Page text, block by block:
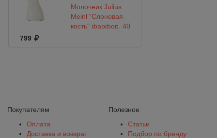
Молочник Julius
Meinl "Cлоновая
кость" фарфор, 40
799
Покупателям
Оплата
Доставка и возврат
Полезное
Статьи
Подбор по бренду